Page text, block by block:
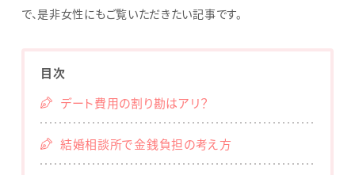
で、是非女性にもご覧いただきたい記事です。
目次
デート費用の割り勘はアリ？
結婚相談所で金銭負担の考え方